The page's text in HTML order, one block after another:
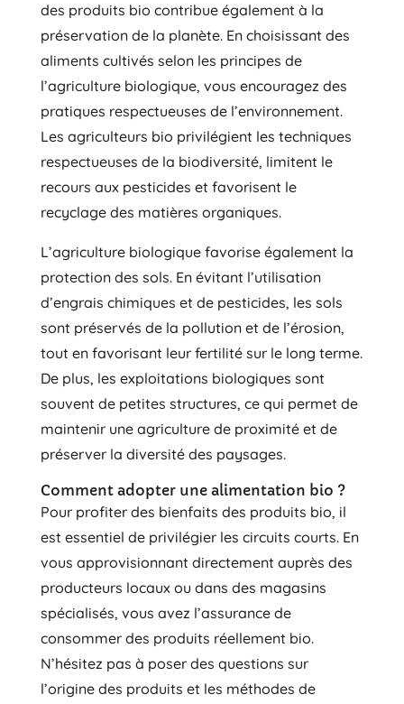
des produits bio contribue également à la
préservation de la planète. En choisissant des
aliments cultivés selon les principes de
l’agriculture biologique, vous encouragez des
pratiques respectueuses de l’environnement.
Les agriculteurs bio privilégient les techniques
respectueuses de la biodiversité, limitent le
recours aux pesticides et favorisent le
recyclage des matières organiques.
L’agriculture biologique favorise également la
protection des sols. En évitant l’utilisation
d’engrais chimiques et de pesticides, les sols
sont préservés de la pollution et de l’érosion,
tout en favorisant leur fertilité sur le long terme.
De plus, les exploitations biologiques sont
souvent de petites structures, ce qui permet de
maintenir une agriculture de proximité et de
préserver la diversité des paysages.
Comment adopter une alimentation bio ?
Pour profiter des bienfaits des produits bio, il
est essentiel de privilégier les circuits courts. En
vous approvisionnant directement auprès des
producteurs locaux ou dans des magasins
spécialisés, vous avez l’assurance de
consommer des produits réellement bio.
N’hésitez pas à poser des questions sur
l’origine des produits et les méthodes de